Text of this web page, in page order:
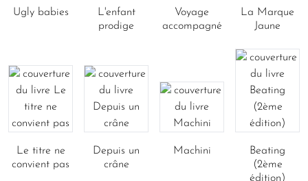
Ugly babies
L'enfant
prodige
Voyage
accompagné
La Marque
Jaune
Le titre ne
convient pas
Depuis un
crâne
Machini
Beating
(2ème
édition)